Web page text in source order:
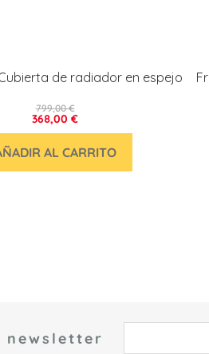
de radiador en espejo
368,00 €
799,00 €
AL CARRITO
newsletter